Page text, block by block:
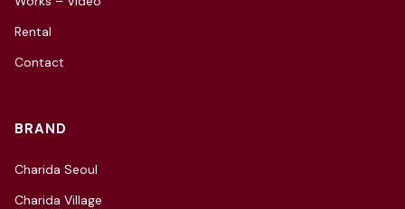
Rental
Contact
BRAND
Charida Seoul
Charida Village